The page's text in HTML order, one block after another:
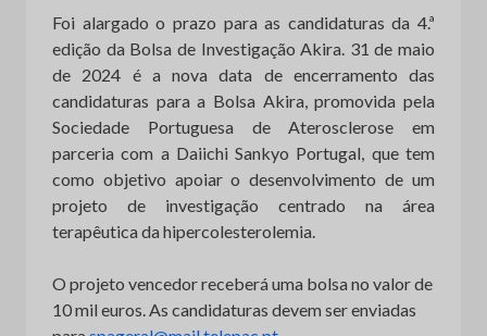
Foi alargado o prazo para as candidaturas da 4.ª
edição da Bolsa de Investigação Akira. 31 de maio
de 2024 é a nova data de encerramento das
candidaturas para a Bolsa Akira, promovida pela
Sociedade Portuguesa de Aterosclerose em
parceria com a Daiichi Sankyo Portugal, que tem
como objetivo apoiar o desenvolvimento de um
projeto de investigação centrado na área
terapêutica da hipercolesterolemia.
O projeto vencedor receberá uma bolsa no valor de
10 mil euros. As candidaturas devem ser enviadas